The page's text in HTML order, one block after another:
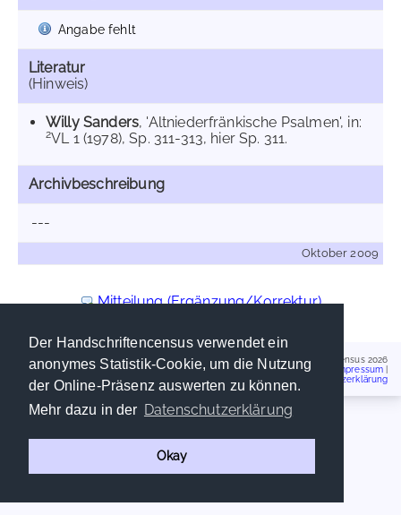
Der Handschriftencensus verwendet ein
anonymes Statistik-Cookie, um die Nutzung
der Online-Präsenz auswerten zu können.
Mehr dazu in der Datenschutzerklärung
Okay
Angabe fehlt
Literatur
(Hinweis)
Willy Sanders, 'Altniederfränkische Psalmen', in:
2VL 1 (1978), Sp. 311-313, hier Sp. 311.
Archivbeschreibung
---
Oktober 2009
Mitteilung (Ergänzung/Korrektur)
Handschriftencensus 2026
Impressum
Datenschutzerklärung